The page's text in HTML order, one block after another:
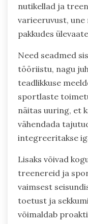
nutikellad ja
varieeruvust,
pakkudes
Need seadmed
tööriistu, nagu
teadlikkuse
sportlaste
näitas uuring, et
vähendada
integreeritakse
Lisaks võivad
treenereid ja
vaimsest
toetust ja
võimaldab